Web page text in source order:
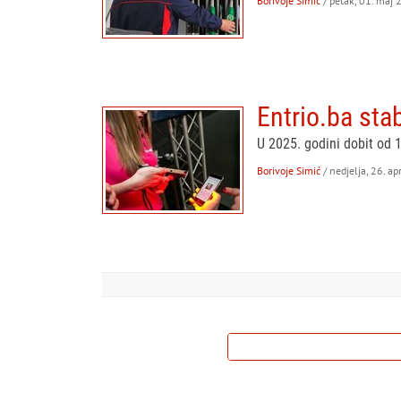
Entrio.ba
U 2025. godini dobit od
Borivoje Simić / nedjelja, 26.